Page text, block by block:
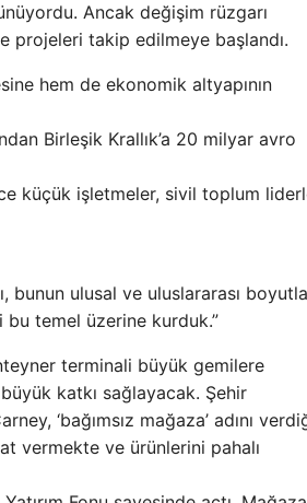
Ancak değişim rüzgarı
projeleri takip edilmeye başlandı.
hem de ekonomik altyapının
Birleşik Krallık’a 20 milyar avro
küçük işletmeler, sivil toplum
ulusal ve uluslararası
temel üzerine kurduk.”
terminali büyük gemilere
katkı sağlayacak. Şehir
‘bağımsız mağaza’ adını
vermekte ve ürünlerini pahalı